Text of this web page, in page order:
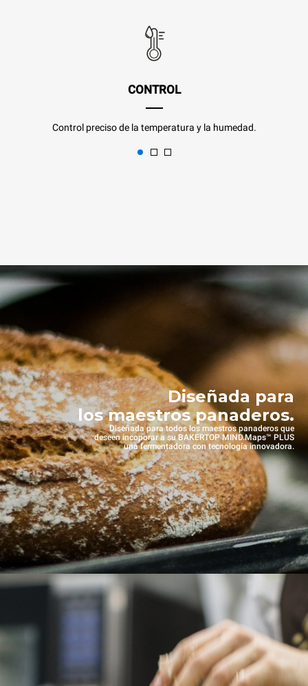
CONTROL
Control preciso de la temperatura y la humedad.
Diseñada para
los maestros panaderos.
Diseñada para todos los maestros panaderos que
deseen incoporar a su BAKERTOP MIND.Maps™ PLUS
una fermentadora con tecnología innovadora.